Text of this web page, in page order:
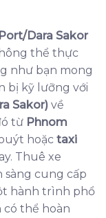
Dara Sakor
thể thực
như bạn mong
bị kỹ lưỡng với
Sakor) về
từ Phnom
hoặc taxi
Thuê xe
sàng cung cấp
hành trình phổ
có thể hoàn